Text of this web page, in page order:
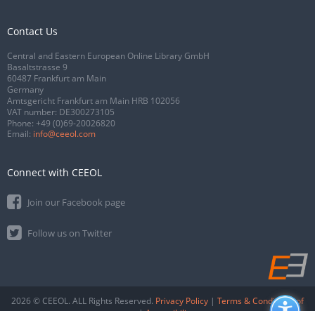
Contact Us
Central and Eastern European Online Library GmbH
Basaltstrasse 9
60487 Frankfurt am Main
Germany
Amtsgericht Frankfurt am Main HRB 102056
VAT number: DE300273105
Phone: +49 (0)69-20026820
Email: info@ceeol.com
Connect with CEEOL
Join our Facebook page
Follow us on Twitter
2026 © CEEOL. ALL Rights Reserved. Privacy Policy | Terms & Conditions of